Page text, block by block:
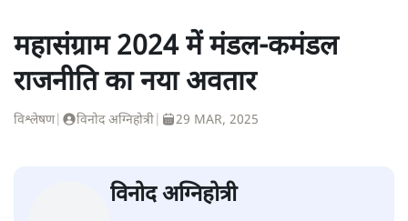
महासंग्राम 2024 में मंडल-कमंडल
राजनीति का नया अवतार
| विनोद अग्निहोत्री | 29 MAR, 2025
विनोद अग्निहोत्री